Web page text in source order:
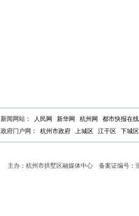
新闻网站： 人民网 新华网 杭州网 都市快报在线
政府门户网：
杭州市政府 上城区 江干区 下城区
主办：杭州市拱墅区融媒体中心 备案证编号：